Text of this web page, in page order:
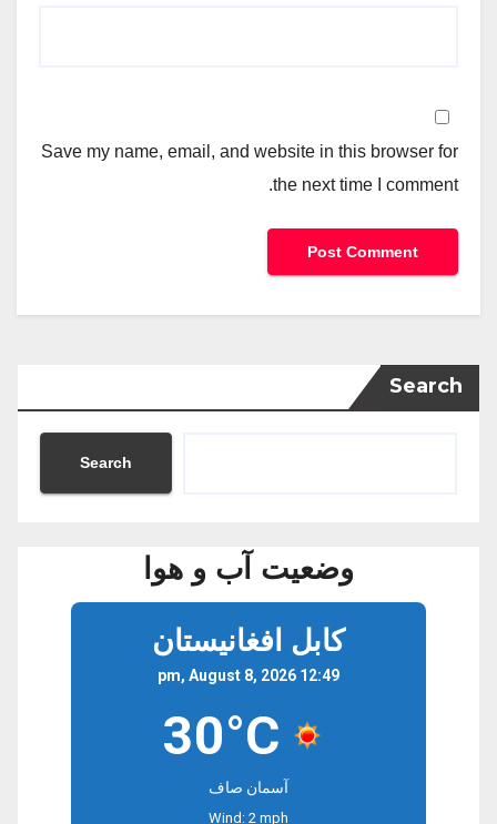
Save my name, email, and website in this browser for
the next time I comment.
Search
Search
وضعیت آب و هوا
کابل افغانیستان
12:49 pm, August 8, 2026
30°C
آسمان صاف
Wind: 2 mph